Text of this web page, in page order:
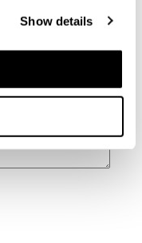
Show details